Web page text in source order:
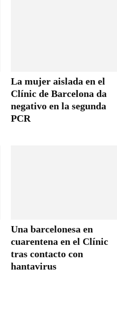
La mujer aislada en el
Clínic de Barcelona da
negativo en la segunda
PCR
Una barcelonesa en
cuarentena en el Clínic
tras contacto con
hantavirus